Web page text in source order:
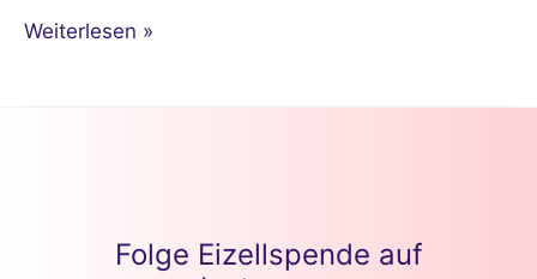
Weiterlesen »
Folge Eizellspende auf